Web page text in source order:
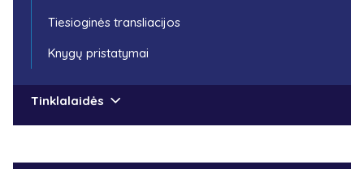
Tiesioginės transliacijos
Knygų pristatymai
Tinklalaidės